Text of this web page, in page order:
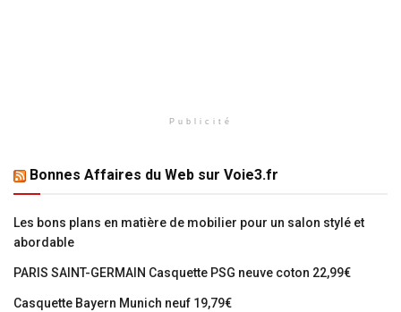
Publicité
Bonnes Affaires du Web sur Voie3.fr
Les bons plans en matière de mobilier pour un salon stylé et
abordable
PARIS SAINT-GERMAIN Casquette PSG neuve coton 22,99€
Casquette Bayern Munich neuf 19,79€